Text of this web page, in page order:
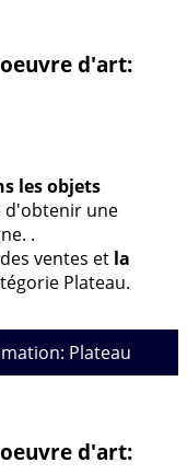
d'art:
les objets
d'obtenir une
.
ventes et la
Plateau.
Plateau
d'art: